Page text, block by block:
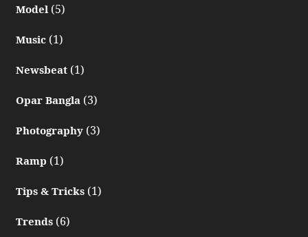
Model(5)
Music(1)
Newsbeat(1)
Opar Bangla(3)
Photography(3)
Ramp (1)
Tips & Tricks(1)
Trends(6)